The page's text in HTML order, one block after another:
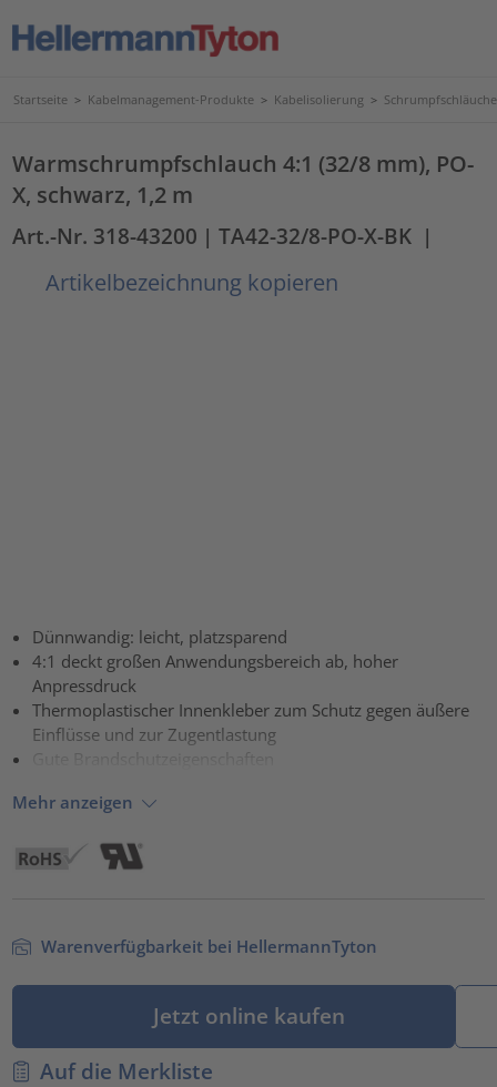
Startseite > Kabelmanagement-Produkte > Kabelisolierung > Schrumpfschläuche
Warmschrumpfschlauch 4:1 (32/8 mm), PO-
X, schwarz, 1,2 m
Art.-Nr. 318-43200 | TA42-32/8-PO-X-BK |
Artikelbezeichnung kopieren
Dünnwandig: leicht, platzsparend
4:1 deckt großen Anwendungsbereich ab, hoher
Anpressdruck
Thermoplastischer Innenkleber zum Schutz gegen äußere
Einflüsse und zur Zugentlastung
Gute Brandschutzeigenschaften
Mehr anzeigen
Warenverfügbarkeit bei HellermannTyton
Jetzt online kaufen
Auf die Merkliste